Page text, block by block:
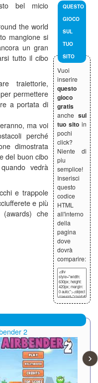
QUESTO
GIOCO
SUL
TUO
SITO
Vuoi
inserire
questo
gioco
gratis
anche sul
tuo sitoin
pochi
click?
Niente di
piu
semplice!
Inserisci
questo
codice
HTML
all'interno
della
pagina
dove
dovrà
comparire:
bel micio
the world
mangione si
un gran
tutto il cibo
traiettorie,
permettere
a portata di
ma voi
perché
dimostrata
del buon cibo
vedrà
e trappole
e più
(awards) che
2
›